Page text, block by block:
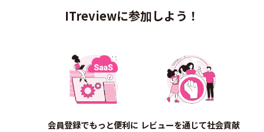
ITreviewに参加しよう！
会員登録でもっと便利に レビューを通じて社会貢献